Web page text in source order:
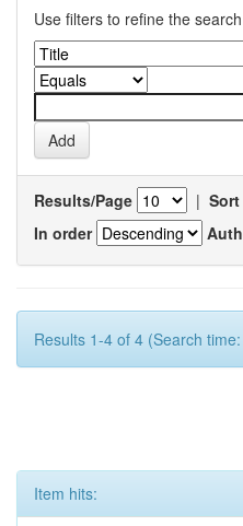
Use filters to refine the
Results/Page |
In order
Results 1-4 of 4 (Search
Item hits: